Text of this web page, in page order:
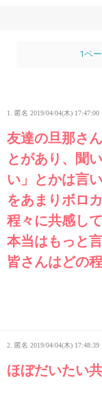
1ペ
1. 匿名 2019/04/04(木) 17:47:00
友達の旦那さ
とがあり、聞
い」とかは言
をあまりボロ
程々に共感し
本当はもっと
皆さんはどの
2. 匿名 2019/04/04(木) 17:48:39
ほぼだいたい